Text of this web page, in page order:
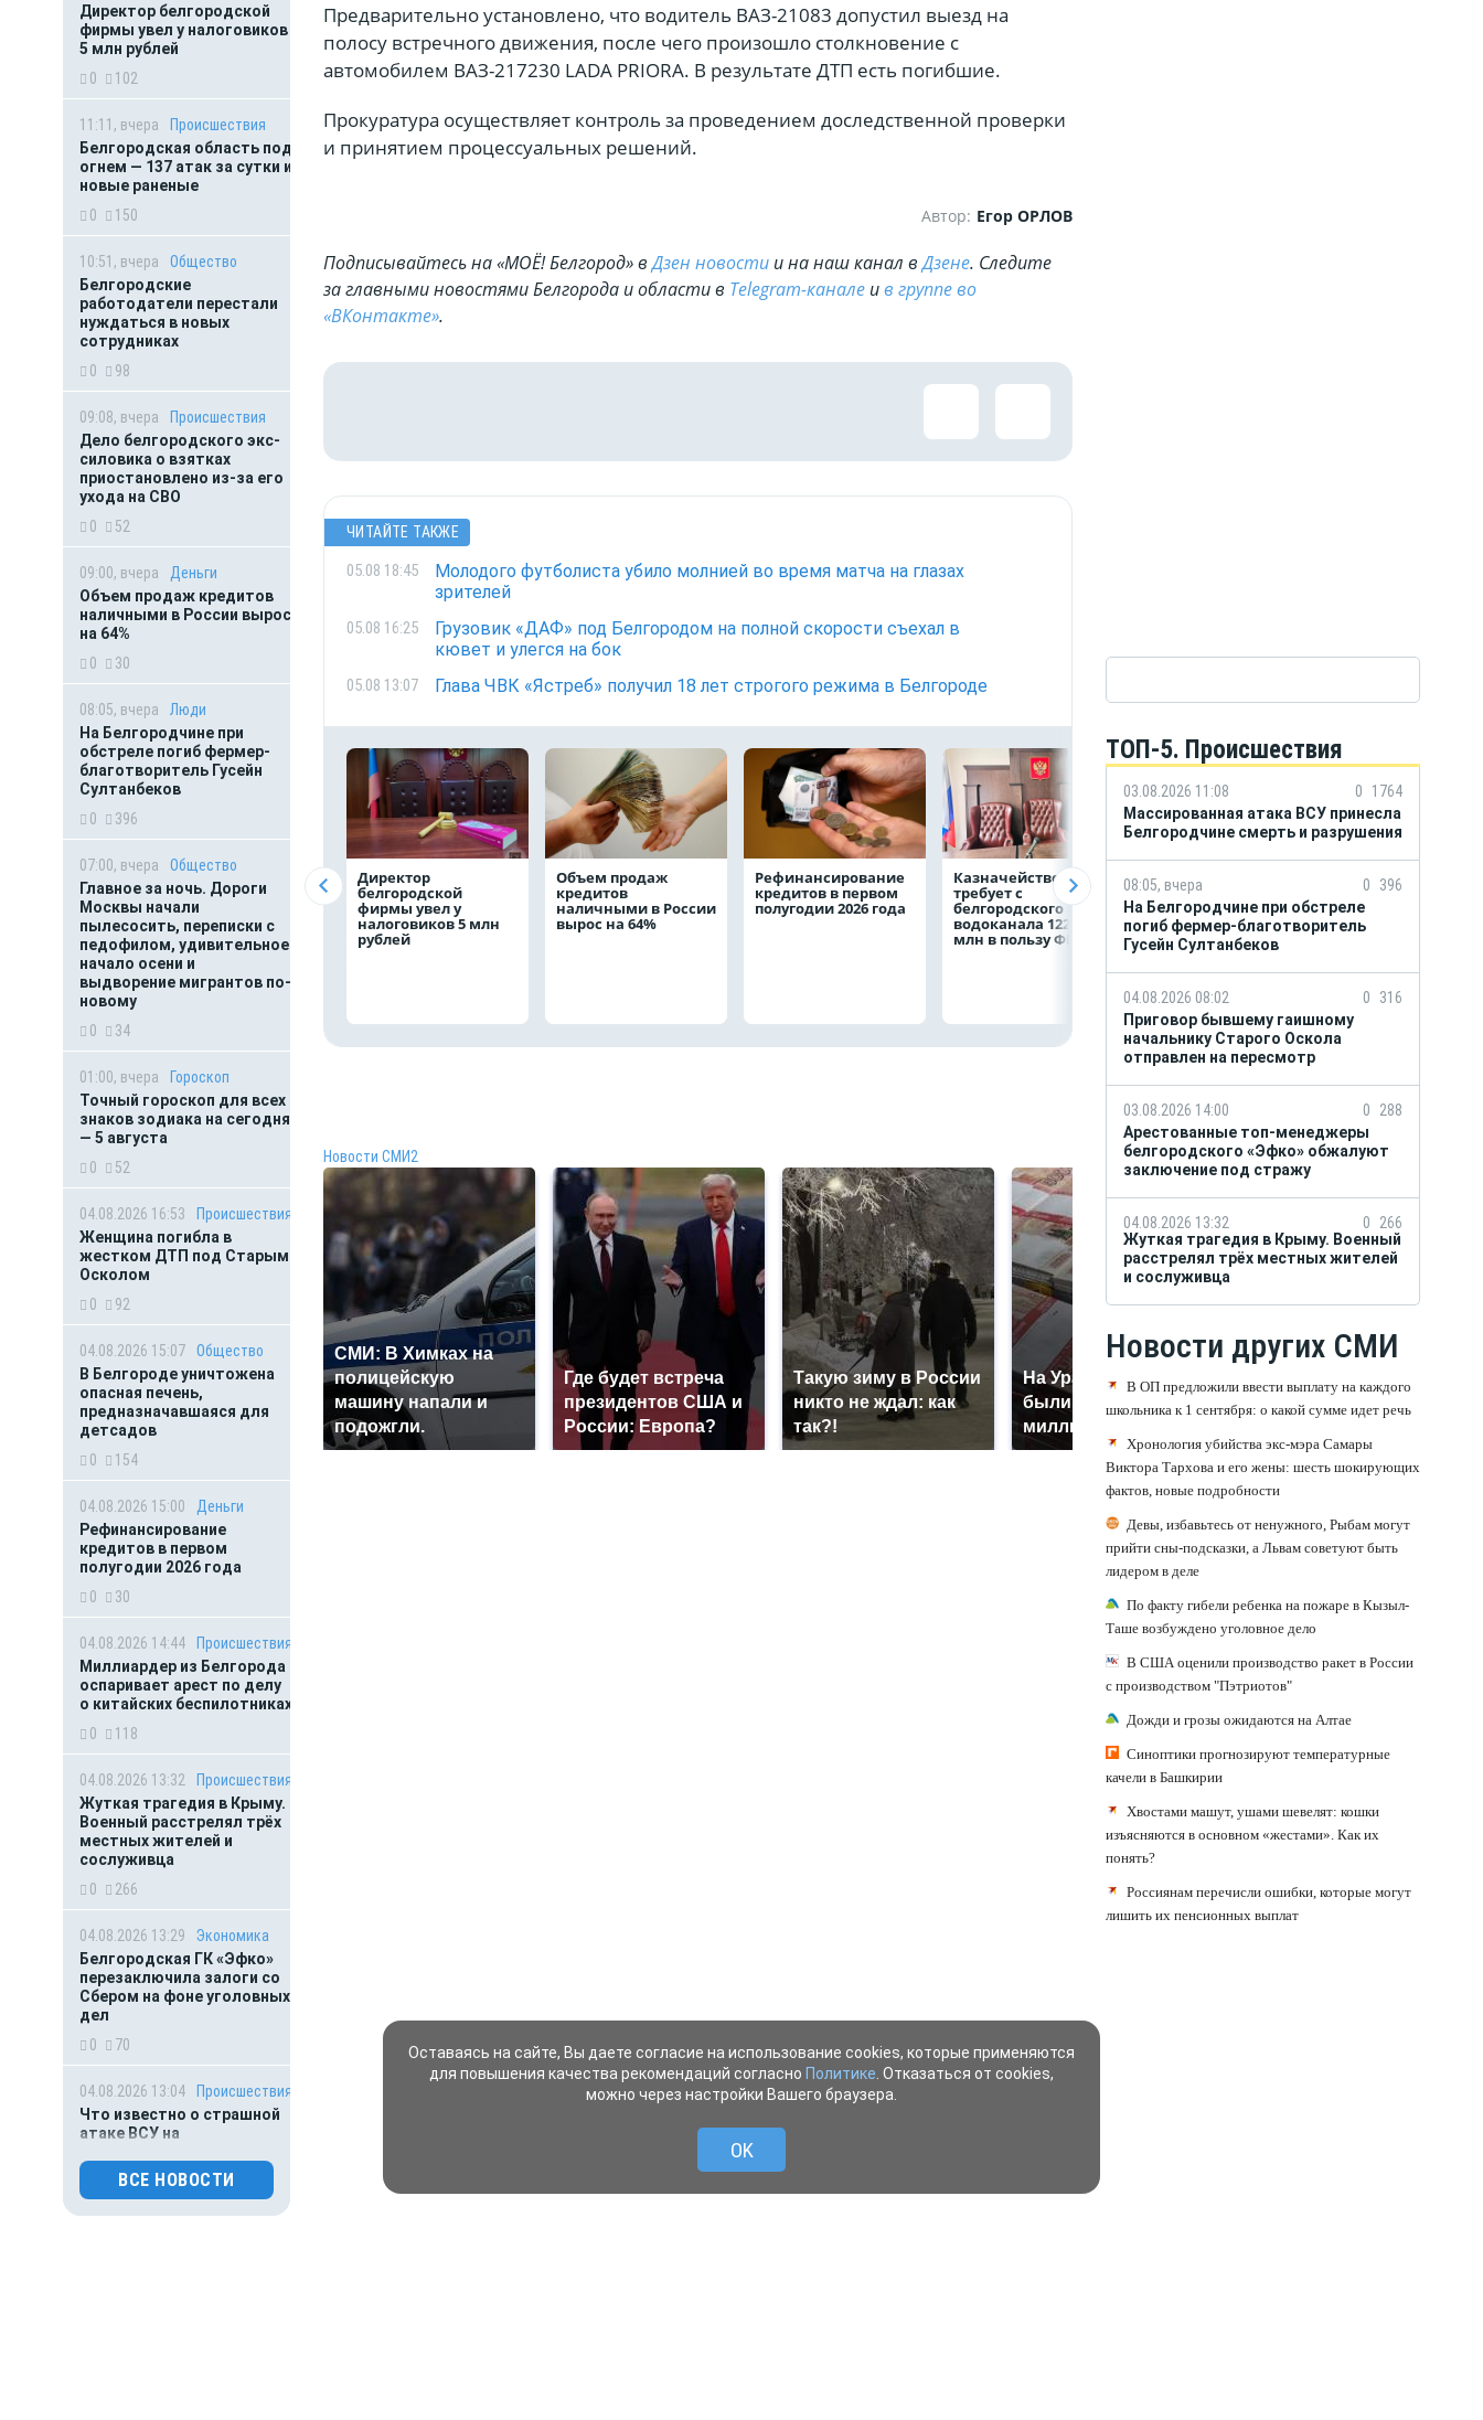
Директор белгородской
фирмы увел у налоговиков
5 млн рублей
0
102
11:11, вчера
Происшествия
Белгородская область под
огнем — 137 атак за сутки и
новые раненые
0
150
10:51, вчера
Общество
Белгородские
работодатели перестали
нуждаться в новых
сотрудниках
0
98
09:08, вчера
Происшествия
Дело белгородского экс-
силовика о взятках
приостановлено из-за его
ухода на СВО
0
52
09:00, вчера
Деньги
Объем продаж кредитов
наличными в России вырос
на 64%
0
30
08:05, вчера
Люди
На Белгородчине при
обстреле погиб фермер-
благотворитель Гусейн
Султанбеков
0
396
07:00, вчера
Общество
Главное за ночь. Дороги
Москвы начали
пылесосить, переписки с
педофилом, удивительное
начало осени и
выдворение мигрантов по-
новому
0
34
01:00, вчера
Гороскоп
Точный гороскоп для всех
знаков зодиака на сегодня
— 5 августа
0
52
04.08.2026 16:53
Происшествия
Женщина погибла в
жестком ДТП под Старым
Осколом
0
92
04.08.2026 15:07
Общество
В Белгороде уничтожена
опасная печень,
предназначавшаяся для
детсадов
0
154
04.08.2026 15:00
Деньги
Рефинансирование
кредитов в первом
полугодии 2026 года
0
30
04.08.2026 14:44
Происшествия
Миллиардер из Белгорода
оспаривает арест по делу
о китайских беспилотниках
0
118
04.08.2026 13:32
Происшествия
Жуткая трагедия в Крыму.
Военный расстрелял трёх
местных жителей и
сослуживца
0
266
04.08.2026 13:29
Экономика
Белгородская ГК «Эфко»
перезаключила залоги со
Сбером на фоне уголовных
дел
0
70
04.08.2026 13:04
Происшествия
Что известно о страшной
атаке ВСУ на
пять человек
0
84
ВСЕ НОВОСТИ
Предварительно установлено, что водитель ВАЗ-21083 допустил выезд на
полосу встречного движения, после чего произошло столкновение с
автомобилем ВАЗ-217230 LADA PRIORA. В результате ДТП есть погибшие.
Прокуратура осуществляет контроль за проведением доследственной проверки
и принятием процессуальных решений.
Автор: Егор ОРЛОВ
Подписывайтесь на «МОЁ! Белгород» вДзен новости и на наш канал вДзене. Cледите
за главными новостями Белгорода и области в Telegram-канале ив группе во
«ВКонтакте».
ЧИТАЙТЕ ТАКЖЕ
05.08 18:45
Молодого футболиста убило молнией во время матча на глазах
зрителей
05.08 16:25
Грузовик «ДАФ» под Белгородом на полной скорости съехал в
кювет и улегся на бок
05.08 13:07 Глава ЧВК «Ястреб» получил 18 лет строгого режима в Белгороде
Директор
белгородской
фирмы увел у
налоговиков 5 млн
рублей
Объем продаж
кредитов
наличными в России
вырос на 64%
Рефинансирование
кредитов в первом
полугодии 2026 года
Казначейство
требует с
белгородского
водоканала 122,8
млн в пользу ФРТ
Александр Шуваев:
При поддержке
Национального
центра помощи
в Белгородской
области усилили
подразделение
ВТБ предоставит
млрд рублей
на строительство
складских
Новости СМИ2
СМИ: В Химках на
полицейскую
машину напали и
подожгли.
Где будет встреча
президентов США и
России: Европа?
Такую зиму в России
никто не ждал: как
так?!
На Урале из казны
были украдены 18
миллионов рублей
Как выглядит место
крушение вертолета на
ТОП-5. Происшествия
03.08.2026 11:08 0
1764
Массированная атака ВСУ принесла
Белгородчине смерть и разрушения
08:05, вчера 0
396
На Белгородчине при обстреле
погиб фермер-благотворитель
Гусейн Султанбеков
04.08.2026 08:02 0
316
Приговор бывшему гаишному
начальнику Старого Оскола
отправлен на пересмотр
03.08.2026 14:00 0
288
Арестованные топ-менеджеры
белгородского «Эфко» обжалуют
заключение под стражу
04.08.2026 13:32 0
266
Жуткая трагедия в Крыму. Военный
расстрелял трёх местных жителей
и сослуживца
Новости других СМИ
В ОП предложили ввести выплату на каждого
школьника к 1 сентября: о какой сумме идет речь
Хронология убийства экс-мэра Самары
Виктора Тархова и его жены: шесть шокирующих
фактов, новые подробности
Девы, избавьтесь от ненужного, Рыбам могут
прийти сны-подсказки, а Львам советуют быть
лидером в деле
По факту гибели ребенка на пожаре в Кызыл-
Таше возбуждено уголовное дело
В США оценили производство ракет в России
с производством "Пэтриотов"
Дожди и грозы ожидаются на Алтае
Синоптики прогнозируют температурные
качели в Башкирии
Хвостами машут, ушами шевелят: кошки
изъясняются в основном «жестами». Как их
понять?
Россиянам перечисли ошибки, которые могут
лишить их пенсионных выплат
Оставаясь на сайте, Вы даете согласие на использование cookies, которые применяются
для повышения качества рекомендаций согласно Политике . Отказаться от cookies,
можно через настройки Вашего браузера.
OK